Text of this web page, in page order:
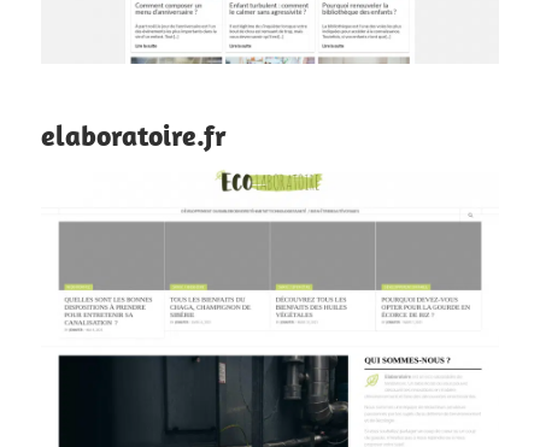
elaboratoire.fr